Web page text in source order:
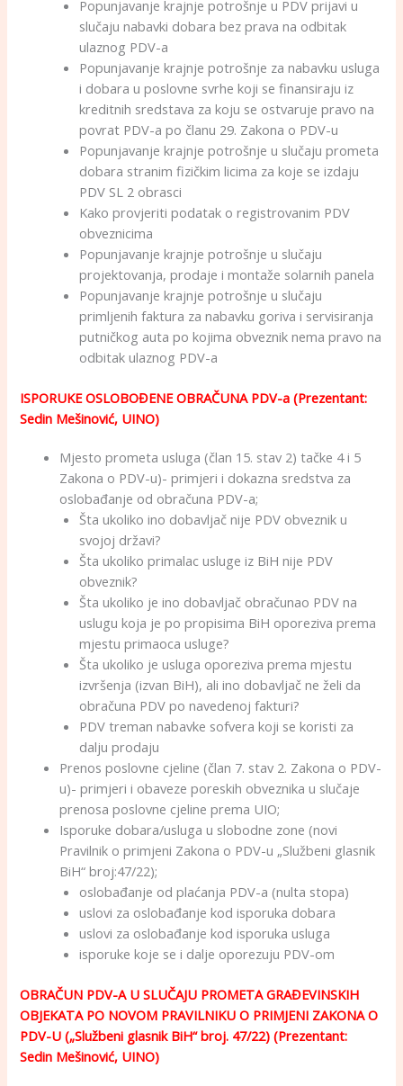
Popunjavanje krajnje potrošnje u PDV prijavi u
slučaju nabavki dobara bez prava na odbitak
ulaznog PDV-a
Popunjavanje krajnje potrošnje za nabavku usluga
i dobara u poslovne svrhe koji se finansiraju iz
kreditnih sredstava za koju se ostvaruje pravo na
povrat PDV-a po članu 29. Zakona o PDV-u
Popunjavanje krajnje potrošnje u slučaju prometa
dobara stranim fizičkim licima za koje se izdaju
PDV SL 2 obrasci
Kako provjeriti podatak o registrovanim PDV
obveznicima
Popunjavanje krajnje potrošnje u slučaju
projektovanja, prodaje i montaže solarnih panela
Popunjavanje krajnje potrošnje u slučaju
primljenih faktura za nabavku goriva i servisiranja
putničkog auta po kojima obveznik nema pravo na
odbitak ulaznog PDV-a
ISPORUKE OSLOBOĐENE OBRAČUNA PDV-a (Prezentant:
Sedin Mešinović, UINO)
Mjesto prometa usluga (član 15. stav 2) tačke 4 i 5
Zakona o PDV-u)- primjeri i dokazna sredstva za
oslobađanje od obračuna PDV-a;
Šta ukoliko ino dobavljač nije PDV obveznik u
svojoj državi?
Šta ukoliko primalac usluge iz BiH nije PDV
obveznik?
Šta ukoliko je ino dobavljač obračunao PDV na
uslugu koja je po propisima BiH oporeziva prema
mjestu primaoca usluge?
Šta ukoliko je usluga oporeziva prema mjestu
izvršenja (izvan BiH), ali ino dobavljač ne želi da
obračuna PDV po navedenoj fakturi?
PDV treman nabavke sofvera koji se koristi za
dalju prodaju
Prenos poslovne cjeline (član 7. stav 2. Zakona o PDV-
u)- primjeri i obaveze poreskih obveznika u slučaje
prenosa poslovne cjeline prema UIO;
Isporuke dobara/usluga u slobodne zone (novi
Pravilnik o primjeni Zakona o PDV-u „Službeni glasnik
BiH“ broj:47/22);
oslobađanje od plaćanja PDV-a (nulta stopa)
uslovi za oslobađanje kod isporuka dobara
uslovi za oslobađanje kod isporuka usluga
isporuke koje se i dalje oporezuju PDV-om
OBRAČUN PDV-A U SLUČAJU PROMETA GRAĐEVINSKIH
OBJEKATA PO NOVOM PRAVILNIKU O PRIMJENI ZAKONA O
PDV-U („Službeni glasnik BiH“ broj. 47/22) (Prezentant:
Sedin Mešinović, UINO)